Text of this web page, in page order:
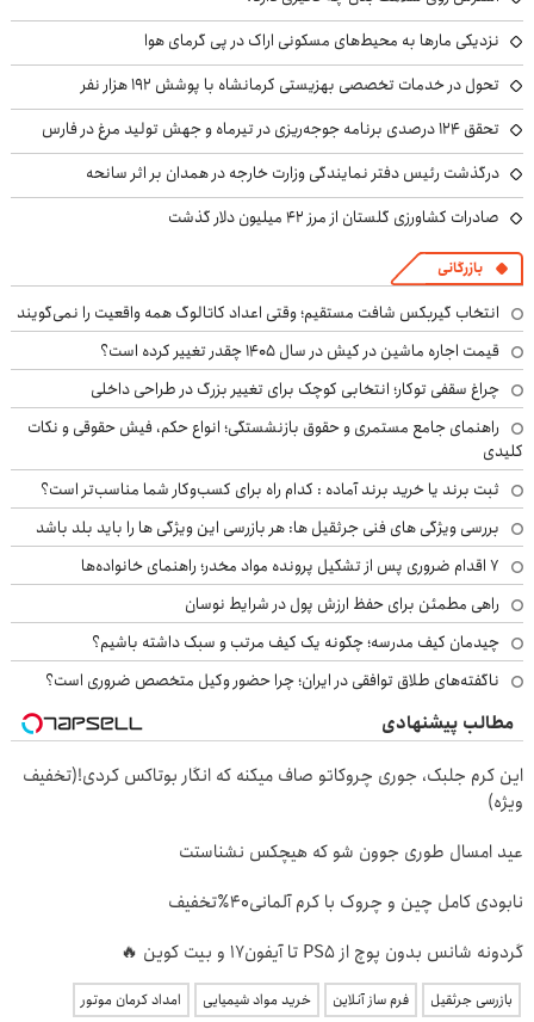
نزدیکی مارها به محیط‌های مسکونی اراک در پی گرمای هوا
تحول در خدمات تخصصی بهزیستی کرمانشاه با پوشش ۱۹۲ هزار نفر
تحقق ۱۲۴ درصدی برنامه جوجه‌ریزی در تیرماه و جهش تولید مرغ در فارس
درگذشت رئیس دفتر نمایندگی وزارت خارجه در همدان بر اثر سانحه
صادرات کشاورزی گلستان از مرز ۴۲ میلیون دلار گذشت
بازرگانی
انتخاب گیربکس شافت مستقیم؛ وقتی اعداد کاتالوگ همه واقعیت را نمی‌گویند
قیمت اجاره ماشین در کیش در سال ۱۴۰۵ چقدر تغییر کرده است؟
چراغ سقفی توکار؛ انتخابی کوچک برای تغییر بزرگ در طراحی داخلی
راهنمای جامع مستمری و حقوق بازنشستگی؛ انواع حکم، فیش حقوقی و نکات
کلیدی
ثبت برند یا خرید برند آماده : کدام راه برای کسب‌وکار شما مناسب‌تر است؟
بررسی ویژگی های فنی جرثقیل ها: هر بازرسی این ویژگی ها را باید بلد باشد
۷ اقدام ضروری پس از تشکیل پرونده مواد مخدر؛ راهنمای خانواده‌ها
راهی مطمئن برای حفظ ارزش پول در شرایط نوسان
چیدمان کیف مدرسه؛ چگونه یک کیف مرتب و سبک داشته باشیم؟
ناگفته‌های طلاق توافقی در ایران؛ چرا حضور وکیل متخصص ضروری است؟
مطالب پیشنهادی
این کرم جلبک، جوری چروکاتو صاف میکنه که انگار بوتاکس کردی!(تخفیف
ویژه)
عید امسال طوری جوون شو که هیچکس نشناستت
نابودی کامل چین و چروک با کرم آلمانی۴۰٪تخفیف
گردونه شانس بدون پوچ از PS5 تا آیفون17 و بیت کوین 🔥
بازرسی جرثقیل فرم ساز آنلاین خرید مواد شیمیایی امداد کرمان موتور